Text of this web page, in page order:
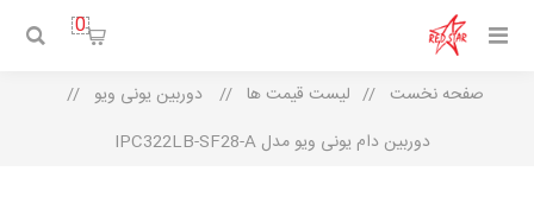
0
صفحه نخست / لیست قیمت ها / دوربین یونی ویو
/
دوربین دام یونی ویو مدل IPC322LB-SF28-A